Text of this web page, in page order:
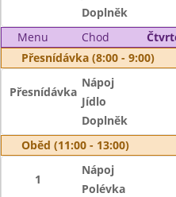
Doplněk
Menu
Chod
Přesnídávka (8:00 - 9:00)
Přesnídávka
Nápoj
Jídlo
Doplněk
Oběd (11:00 - 13:00)
1
Nápoj
Polévka